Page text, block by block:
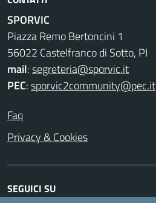
SPORVIC
Piazza Remo Bertoncini 1
56022 Castelfranco di Sotto, PI
mail:segreteria@sporvic.it
PEC:sporvic2community@pec.it
Faq
Privacy & Cookies
SEGUICI SU